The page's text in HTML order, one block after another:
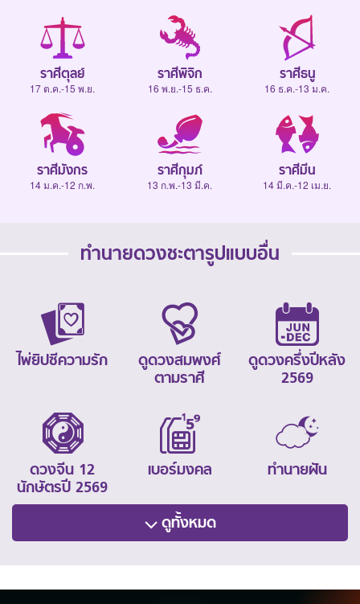
ราศีตุลย์
17 ต.ค.-15 พ.ย.
ราศีพิจิก
16 พ.ย.-15 ธ.ค.
ราศีธนู
16 ธ.ค.-13 ม.ค.
ราศีมังกร
14 ม.ค.-12 ก.พ.
ราศีกุมภ์
13 ก.พ.-13 มี.ค.
ราศีมีน
14 มี.ค.-12 เม.ย.
ทำนายดวงชะตารูปแบบอื่น
ไพ่ยิปซีความรัก
ดูดวงสมพงศ์
ตามราศี
ดูดวงครึ่งปีหลัง
2569
ดวงจีน 12
นักษัตรปี 2569
เบอร์มงคล ทำนายฝัน
ดูทั้งหมด